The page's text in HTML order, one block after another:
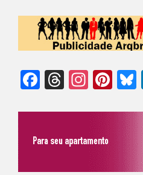
Facebook
Threads